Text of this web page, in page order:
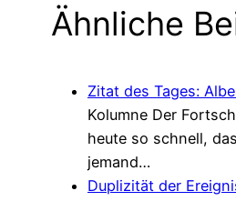
Ähnliche
Zitat des Tages:
Kolumne Der
heute so schnell,
jemand…
Duplizität der